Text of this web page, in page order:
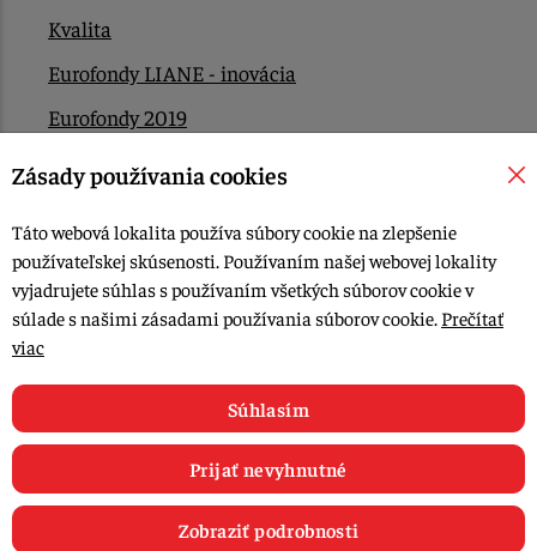
Kvalita
Eurofondy LIANE - inovácia
Eurofondy 2019
Eurofondy 2022/2023
Kontakt
© 2015-2026, LIANA GOLIAŠ s.r.o. všetky práva vyhradené.
Upraviť nastavenia Cookies
Zásady používania cookies
Táto webová lokalita používa súbory cookie na zlepšenie
používateľskej skúsenosti. Používaním našej webovej lokality
vyjadrujete súhlas s používaním všetkých súborov cookie v
súlade s našimi zásadami používania súborov cookie. Prečítať
viac
Súhlasím
Prijať nevyhnutné
Zobraziť podrobnosti